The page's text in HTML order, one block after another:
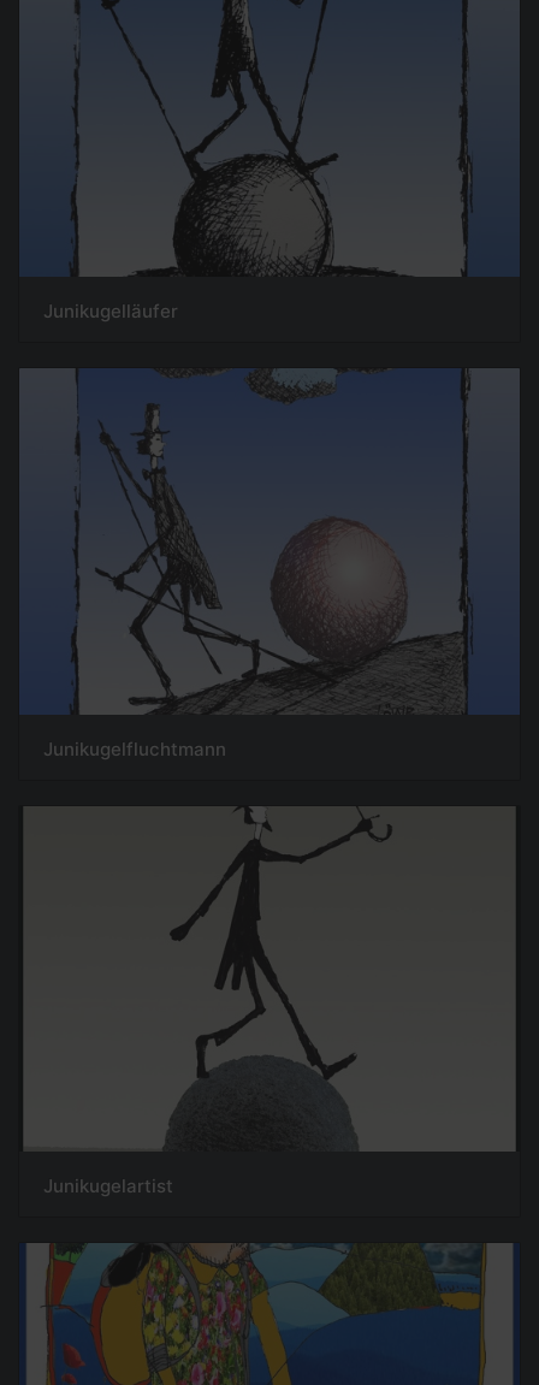
Junikugelläufer
Junikugelfluchtmann
Junikugelartist